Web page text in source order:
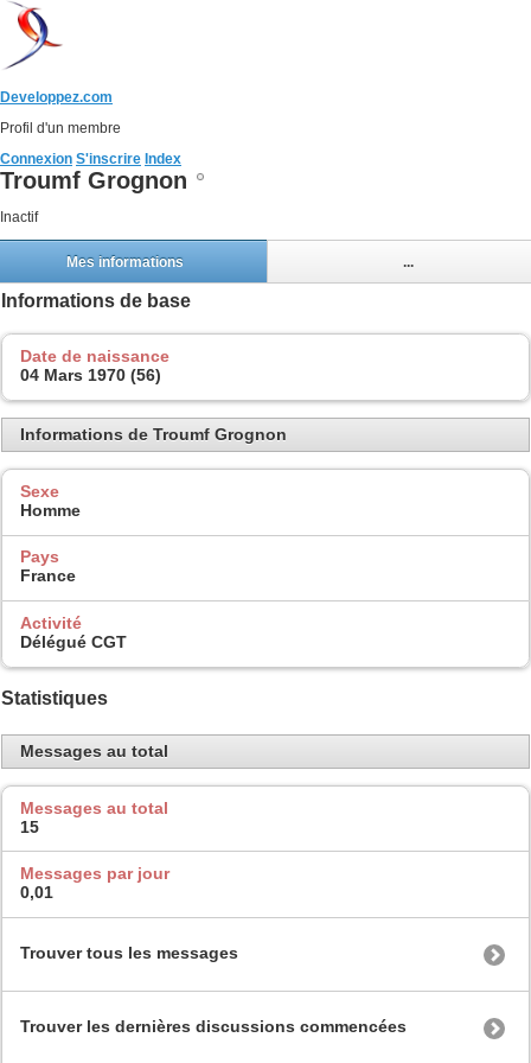
Developpez.com
Profil d'un membre
Connexion S'inscrire Index
Troumf Grognon
Inactif
Mes informations ...
Informations de base
Date de naissance
04 Mars 1970 (56)
Informations de Troumf Grognon
Sexe
Homme
Pays
France
Activité
Délégué CGT
Statistiques
Messages au total
Messages au total
15
Messages par jour
0,01
Trouver tous les messages
Trouver les dernières discussions commencées